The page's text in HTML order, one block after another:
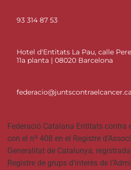
93 314 87 53
Hotel d'Entitats La Pau, calle Pere
11a planta | 08020 Barcelona
Federació Catalana Entitats contra
con el nº 408 en el Registre
Generalitat de Catalunya,
Registre de grups d’interès de